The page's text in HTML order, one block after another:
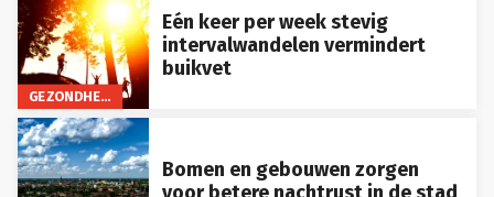
GEZONDHEID
Eén keer per week stevig
intervalwandelen vermindert
buikvet
Bomen en gebouwen zorgen
voor betere nachtrust in de stad